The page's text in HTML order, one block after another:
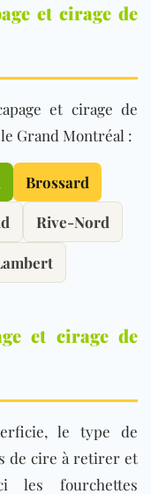
et cirage de
et cirage de
Grand Montréal :
Brossard
Rive-Nord
et cirage de
le type de
de cire à retirer et
les fourchettes